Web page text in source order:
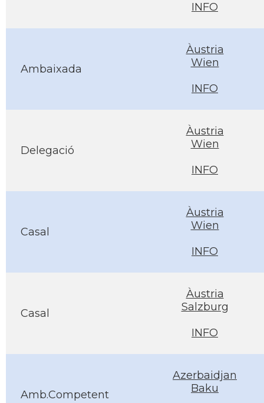
INFO
Ambaixada
Àustria
Wien
INFO
Delegació
Àustria
Wien
INFO
Casal
Àustria
Wien
INFO
Casal
Àustria
Salzburg
INFO
Amb.Competent
Azerbaidjan
Baku